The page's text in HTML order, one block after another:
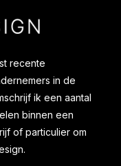
recente
in de
ik een aantal
binnen een
of particulier om